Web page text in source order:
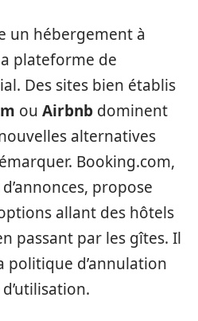
un hébergement à
plateforme de
Des sites bien établis
ou Airbnb dominent
alternatives
Booking.com,
propose
allant des hôtels
passant par les gîtes. Il
politique d’annulation